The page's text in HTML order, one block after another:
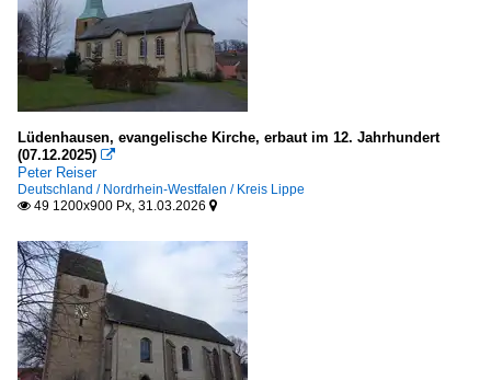
Lüdenhausen, evangelische Kirche, erbaut im 12. Jahrhundert
(07.12.2025) 
Peter Reiser
Deutschland / Nordrhein-Westfalen / Kreis Lippe
 49 1200x900 Px, 31.03.2026 